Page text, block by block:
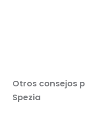
Otros consejos
Spezia